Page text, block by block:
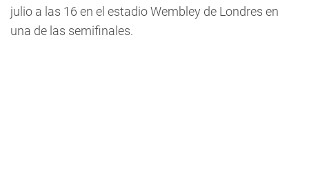
julio a las 16 en el estadio Wembley de Londres en
una de las semifinales.